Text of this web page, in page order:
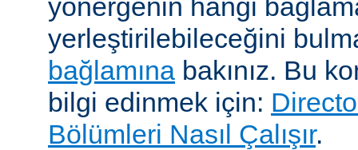
yönergenin hangi
yerleştirilebileceğini
bağlamına bakınız. Bu
bilgi edinmek için:
Bölümleri Nasıl Çalışır.